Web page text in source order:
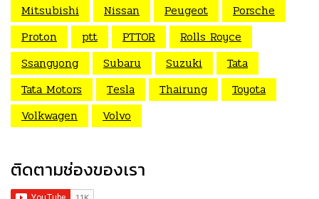
Mitsubishi
Nissan Peugeot
Porsche
Proton
ptt PTTOR
Rolls Royce
Ssangyong
Subaru Suzuki
Tata
Tata Motors
Tesla Thairung
Toyota
Volkwagen
Volvo
ติดตามช่องของเรา